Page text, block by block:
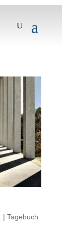
| Tagebuch